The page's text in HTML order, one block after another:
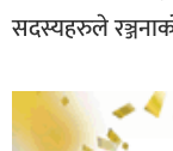
सदस्यहरुले